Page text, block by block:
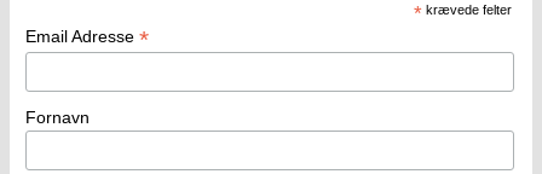
* krævede felter
Email Adresse *
Fornavn